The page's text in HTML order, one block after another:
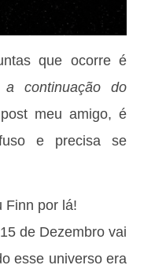
que ocorre é
continuação do
meu amigo, é
e precisa se
Finn por lá!
de Dezembro vai
esse universo era